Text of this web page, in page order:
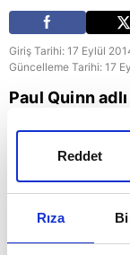
Rıza
Reddet
Giriş Tarihi: 17 Eylül
Güncelleme Tarihi: 17
Paul Quinn
ve ortaya bu